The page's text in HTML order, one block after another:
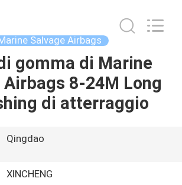
Salvage Airbags
gomma di Marine
Airbags 8-24M Long
di atterraggio
Qingdao
XINCHENG